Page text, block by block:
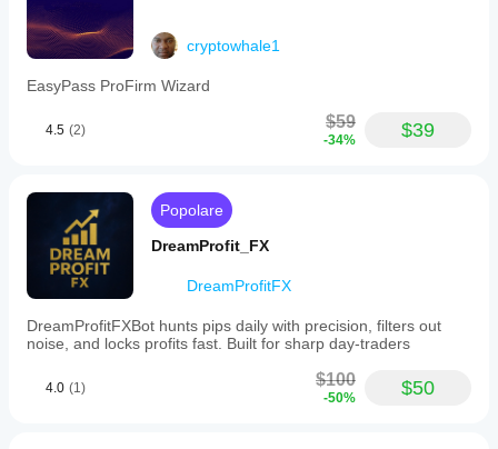
La mia strategia è copiare:
sc.icmarkets.com/copy/strategy/100817
cryptowhale1
EasyPass ProFirm Wizard
4.5 (2) $59
-34% $39
Popolare
DreamProfit_FX
DreamProfitFX
DreamProfitFXBot hunts pips daily with precision, filters out
noise, and locks profits fast. Built for sharp day-traders
4.0 (1) $100
-50% $50